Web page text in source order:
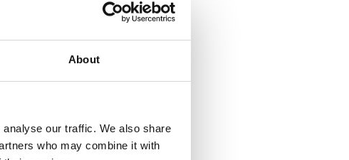
About
our traffic. We also share
who may combine it with
-40°C – +80°C